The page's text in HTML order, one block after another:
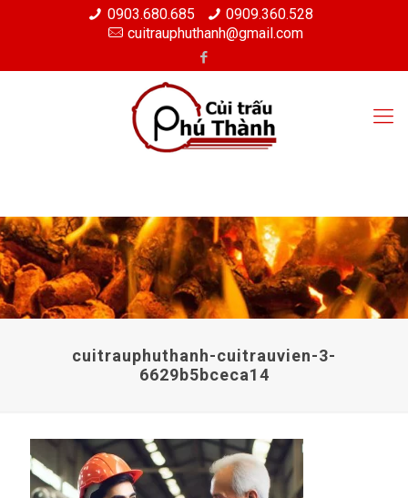
0903.680.685
0909.360.528
cuitrauphuthanh@gmail.com
cuitrauphuthanh-cuitrauvien-3-
6629b5bceca14